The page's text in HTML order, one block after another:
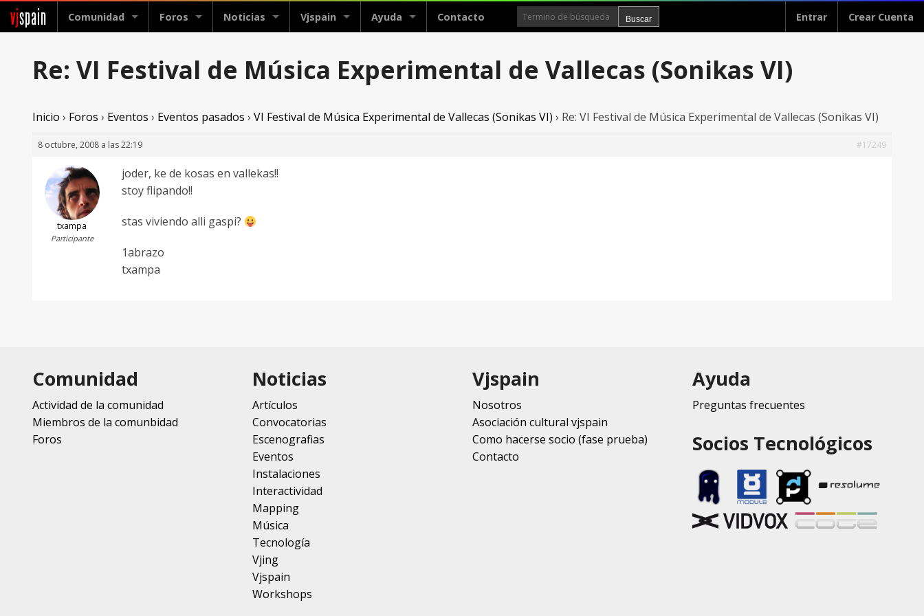
vjspain Comunidad Foros Noticias Vjspain Ayuda Contacto Entrar Crear Cuenta
Re: VI Festival de Música Experimental de Vallecas (Sonikas VI)
Inicio › Foros › Eventos › Eventos pasados › VI Festival de Música Experimental de Vallecas (Sonikas VI) › Re: VI Festival de Música Experimental de Vallecas (Sonikas VI)
8 octubre, 2008 a las 22:19 #17249
txampa
Participante
joder, ke de kosas en vallekas!!
stoy flipando!!
stas viviendo alli gaspi?
1abrazo
txampa
Comunidad
Actividad de la comunidad
Miembros de la comunbidad
Foros
Noticias
Artículos
Convocatorias
Escenografias
Eventos
Instalaciones
Interactividad
Mapping
Música
Tecnología
Vjing
Vjspain
Workshops
Vjspain
Nosotros
Asociación cultural vjspain
Como hacerse socio (fase prueba)
Contacto
Ayuda
Preguntas frecuentes
Socios Tecnológicos